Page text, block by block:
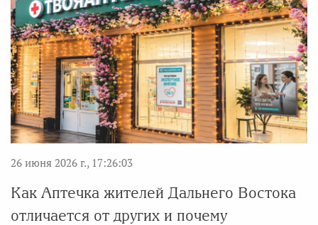
26 июня 2026 г., 17:26:03
Как Аптечка жителей Дальнего Востока
отличается от других и почему